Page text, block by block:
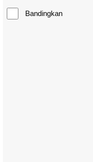
Bandingkan